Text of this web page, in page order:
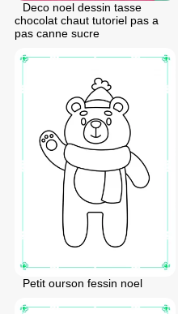
Deco noel dessin tasse
chocolat chaut tutoriel pas a
pas canne sucre
Petit ourson fessin noel